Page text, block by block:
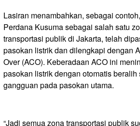
Lasiran menambahkan, sebagai
Perdana Kusuma sebagai salah satu
transportasi publik di Jakarta, telah
pasokan listrik dan dilengkapi dengan
Over (ACO). Keberadaan ACO ini
pasokan listrik dengan otomatis beralih
gangguan pada pasokan utama.
“Jadi semua zona transportasi publik